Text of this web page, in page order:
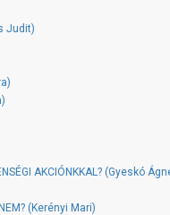
Judit)
AKCIÓNKKAL? (Gyeskó
(Kerényi Mari)